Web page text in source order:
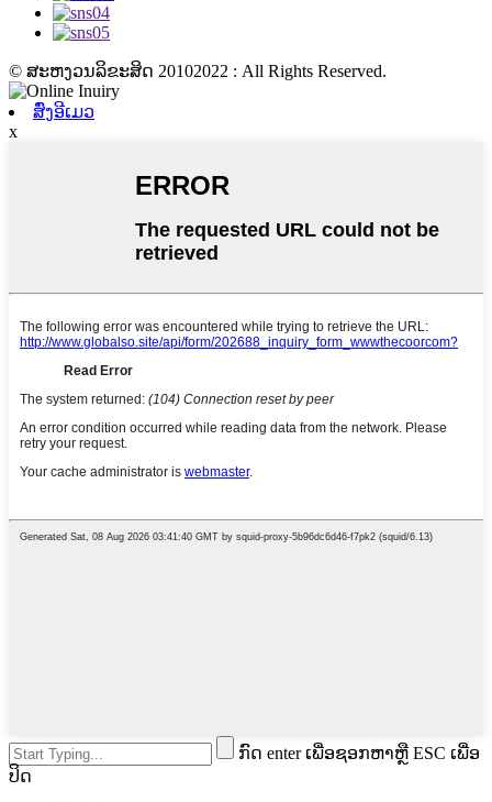
© ສະຫງວນລິຂະສິດ 20102022 : All Rights Reserved.
ສົ່ງອີເມວ
x
ກົດ enter ເພື່ອຊອກຫາຫຼື ESC ເພື່ອ
ປິດ